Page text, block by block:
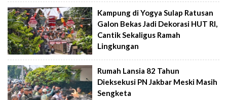
Kampung di Yogya Sulap Ratusan
Galon Bekas Jadi Dekorasi HUT RI,
Cantik Sekaligus Ramah
Lingkungan
Rumah Lansia 82 Tahun
Dieksekusi PN Jakbar Meski Masih
Sengketa